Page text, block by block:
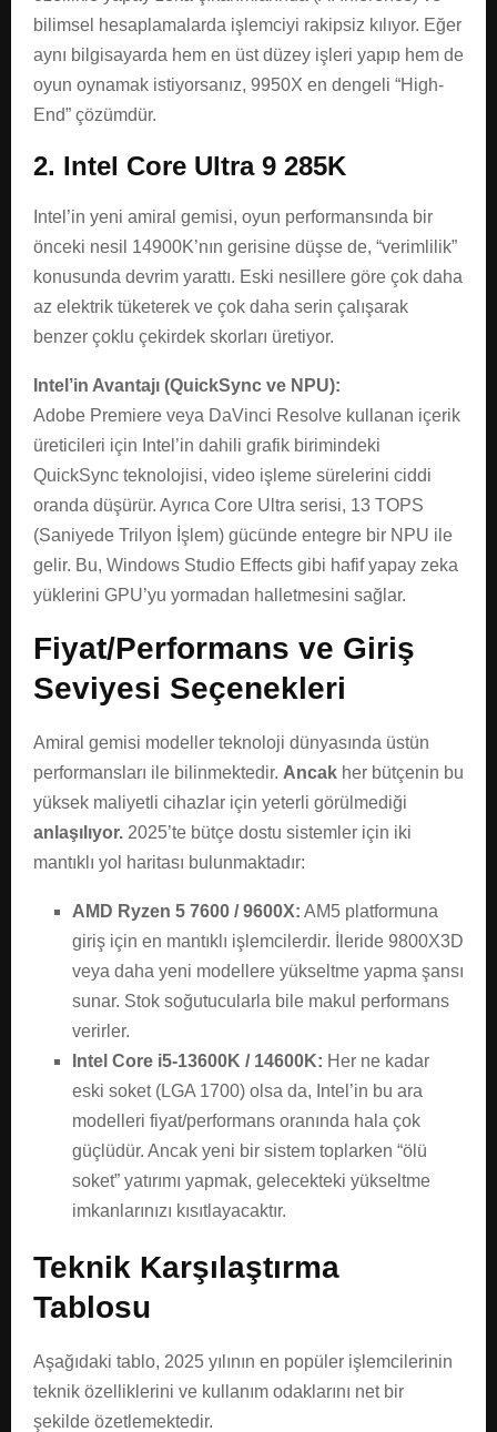
bilimsel hesaplamalarda işlemciyi rakipsiz kılıyor. Eğer
aynı bilgisayarda hem en üst düzey işleri yapıp hem de
oyun oynamak istiyorsanız, 9950X en dengeli “High-
End” çözümdür.
2. Intel Core Ultra 9 285K
Intel’in yeni amiral gemisi, oyun performansında bir
önceki nesil 14900K’nın gerisine düşse de, “verimlilik”
konusunda devrim yarattı. Eski nesillere göre çok daha
az elektrik tüketerek ve çok daha serin çalışarak
benzer çoklu çekirdek skorları üretiyor.
Intel’in Avantajı (QuickSync ve NPU):
Adobe Premiere veya DaVinci Resolve kullanan içerik
üreticileri için Intel’in dahili grafik birimindeki
QuickSync teknolojisi, video işleme sürelerini ciddi
oranda düşürür. Ayrıca Core Ultra serisi, 13 TOPS
(Saniyede Trilyon İşlem) gücünde entegre bir NPU ile
gelir. Bu, Windows Studio Effects gibi hafif yapay zeka
yüklerini GPU’yu yormadan halletmesini sağlar.
Fiyat/Performans ve Giriş
Seviyesi Seçenekleri
Amiral gemisi modeller teknoloji dünyasında üstün
performansları ile bilinmektedir. Ancak her bütçenin bu
yüksek maliyetli cihazlar için yeterli görülmediği
anlaşılıyor. 2025’te bütçe dostu sistemler için iki
mantıklı yol haritası bulunmaktadır:
AMD Ryzen 5 7600 / 9600X: AM5 platformuna
giriş için en mantıklı işlemcilerdir. İleride 9800X3D
veya daha yeni modellere yükseltme yapma şansı
sunar. Stok soğutucularla bile makul performans
verirler.
Intel Core i5-13600K / 14600K: Her ne kadar
eski soket (LGA 1700) olsa da, Intel’in bu ara
modelleri fiyat/performans oranında hala çok
güçlüdür. Ancak yeni bir sistem toplarken “ölü
soket” yatırımı yapmak, gelecekteki yükseltme
imkanlarınızı kısıtlayacaktır.
Teknik Karşılaştırma
Tablosu
Aşağıdaki tablo, 2025 yılının en popüler işlemcilerinin
teknik özelliklerini ve kullanım odaklarını net bir
şekilde özetlemektedir.